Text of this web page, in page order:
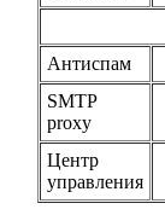
Антиспам
SMTP
proxy
Центр
управления